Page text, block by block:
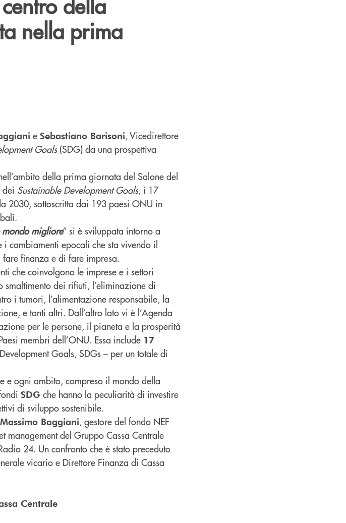
nella prima
e Sebastiano Barisoni, Vicedirettore
Goals(SDG) da una prospettiva
della prima giornata del Salone del
dei Sustainable Development Goals, i 17
2030, sottoscritta dai 193 paesi ONU in
mondo migliore” si è sviluppata intorno a
cambiamenti epocali che sta vivendo il
finanza e di fare impresa.
che coinvolgono le imprese e i settori
dei rifiuti, l’eliminazione di
i tumori, l’alimentazione responsabile, la
e tanti altri. Dall’altro lato vi è l’Agenda
per le persone, il pianeta e la prosperità
membri dell’ONU. Essa include 17
Goals, SDGs – per un totale di
e ogni ambito, compreso il mondo della
SDG che hanno la peculiarità di investire
di sviluppo sostenibile.
Massimo Baggiani, gestore del fondo NEF
management del Gruppo Cassa Centrale
24. Un confronto che è stato preceduto
vicario e Direttore Finanza di Cassa
Centrale